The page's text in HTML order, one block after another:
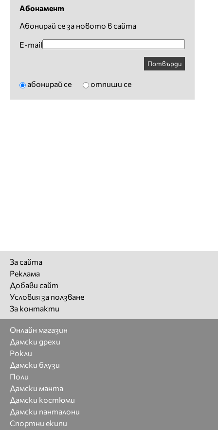
Абонамент
Абонирай се за новото в сайта
E-mail
Потвърди
абонирай се отпиши се
За сайта
Реклама
Добави сайт
Условия за ползване
За контакти
Онлайн магазин
Дамски дрехи
Рокли
Дамски блузи
Поли
Дамски манта
Дамски костюми
Дамски панталони
Спортни екипи